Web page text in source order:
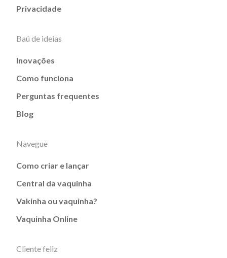
Privacidade
Baú de ideias
Inovações
Como funciona
Perguntas frequentes
Blog
Navegue
Como criar e lançar
Central da vaquinha
Vakinha ou vaquinha?
Vaquinha Online
Cliente feliz